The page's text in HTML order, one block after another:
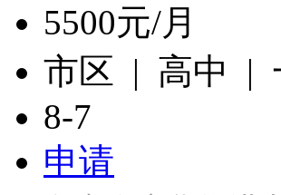
5500元/月
市区 | 高中 |
8-7
申请